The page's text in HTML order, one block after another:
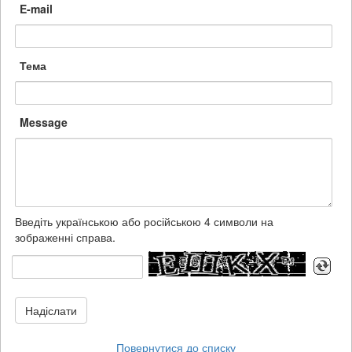
E-mail
Тема
Message
Введіть українською або російською 4 символи на
зображенні справа.
Надіслати
Повернутися до списку